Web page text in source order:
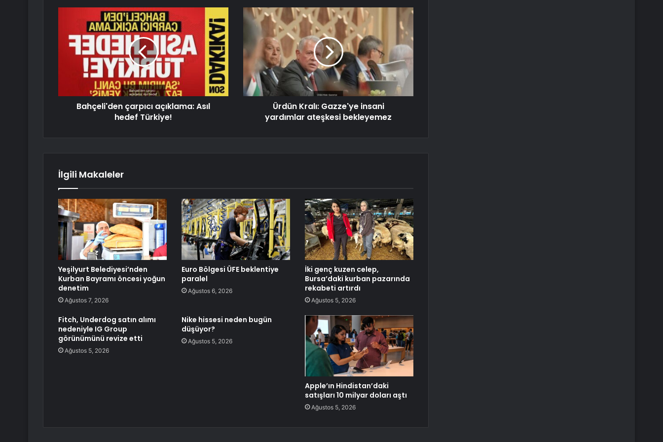
Bahçeli'den çarpıcı açıklama: Asıl
hedef Türkiye!
Ürdün Kralı: Gazze'ye insani
yardımlar ateşkesi bekleyemez
İlgili Makaleler
Yeşilyurt Belediyesi’nden
Kurban Bayramı öncesi yoğun
denetim
Ağustos 7, 2026
Euro Bölgesi ÜFE beklentiye
paralel
Ağustos 6, 2026
İki genç kuzen celep,
Bursa’daki kurban pazarında
rekabeti artırdı
Ağustos 5, 2026
Fitch, Underdog satın alımı
nedeniyle IG Group
görünümünü revize etti
Ağustos 5, 2026
Nike hissesi neden bugün
düşüyor?
Ağustos 5, 2026
Apple’ın Hindistan’daki
satışları 10 milyar doları aştı
Ağustos 5, 2026